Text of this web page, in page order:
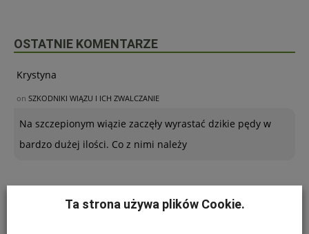
OSTATNIE KOMENTARZE
Krystyna
on SZKODNIKI WIĄZU I ICH ZWALCZANIE
Na szczepionym wiązie zaczęły wyrastać dzikie pędy w
bardzo dużej ilości. Co z nimi należy
Ta strona używa plików Cookie.